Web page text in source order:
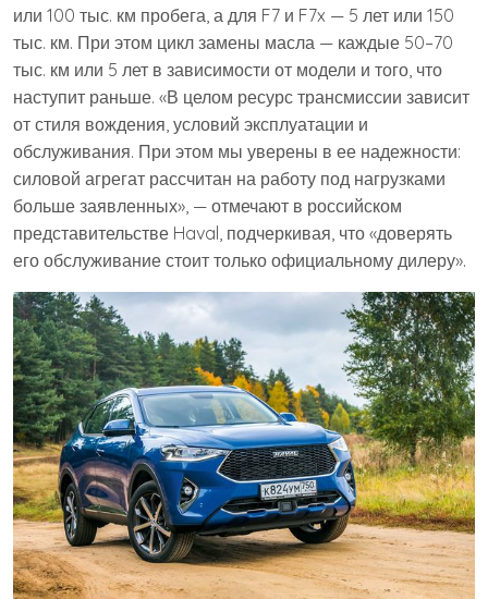
или 100 тыс. км пробега, а для F7 и F7x — 5 лет или 150
тыс. км. При этом цикл замены масла — каждые 50–70
тыс. км или 5 лет в зависимости от модели и того, что
наступит раньше. «В целом ресурс трансмиссии зависит
от стиля вождения, условий эксплуатации и
обслуживания. При этом мы уверены в ее надежности:
силовой агрегат рассчитан на работу под нагрузками
больше заявленных», — отмечают в российском
представительстве Haval, подчеркивая, что «доверять
его обслуживание стоит только официальному дилеру».